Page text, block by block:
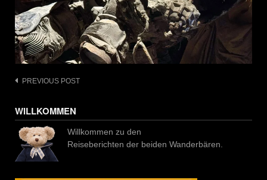
Post
PREVIOUS POST
WILLKOMMEN
Willkommen zu den
Reiseberichten der beiden Wanderbären.